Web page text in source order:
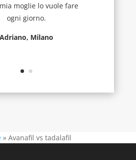
moglie lo vuole fare
ogni giorno.
Adriano, Milano
» Avanafil vs tadalafil